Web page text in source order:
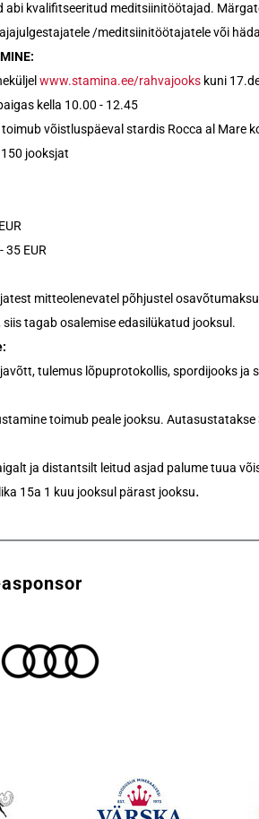
kvalifitseeritud meditsiinitöötajad.
/meditsiinitöötajatele või
www.stamina.ee/rahvajooks kuni
kella 10.00 - 12.45
võistluspäeval stardis Rocca al Mare
jooksjat
35 EUR
mitteolenevatel põhjustel
tagab osalemise edasilükatud jooksul.
tulemus lõpuprotokollis, spordijooks
toimub peale jooksu.
ja distantsilt leitud asjad palume tuua
15a 1 kuu jooksul pärast jooksu.